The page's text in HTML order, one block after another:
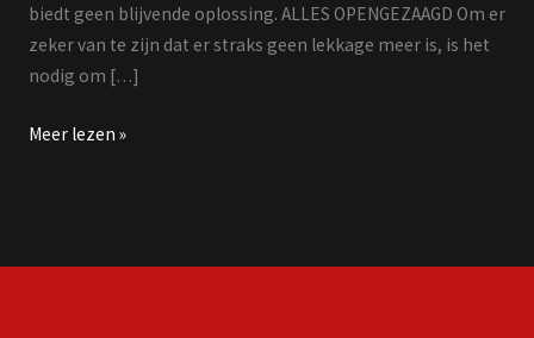
biedt geen blijvende oplossing. ALLES OPENGEZAAGD Om er
zeker van te zijn dat er straks geen lekkage meer is, is het
nodig om […]
Meer lezen »